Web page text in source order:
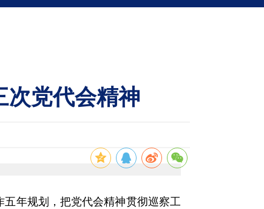
次党代会精神
五年规划，把党代会精神贯彻巡察工